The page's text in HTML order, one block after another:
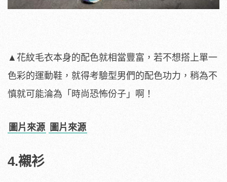
▲花紋毛衣本身的配色就相當豐富，若不想搭上單一
色彩的運動鞋，就得考驗型男們的配色功力，稍為不
慎就可能淪為「時尚恐怖份子」啊！
圖片來源 圖片來源
4.襯衫